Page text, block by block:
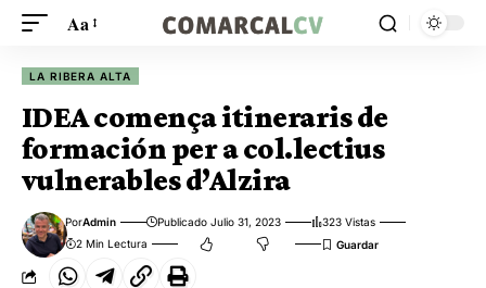
Aa
LA RIBERA ALTA
IDEA comença itineraris de
formación per a col.lectius
vulnerables d’Alzira
PorAdmin Publicado Julio 31, 2023
323 Vistas
2 Min Lectura